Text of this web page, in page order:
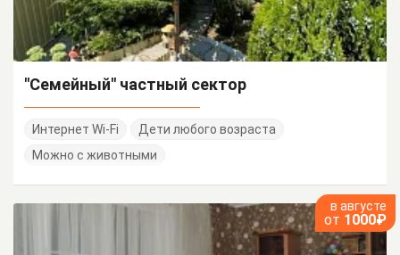
"Семейный" частный сектор
Интернет Wi-Fi
Дети любого возраста
Можно с животными
в августе
от 1000₽